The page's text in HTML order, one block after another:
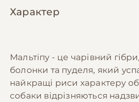
Характер
Мальтіпу - це чарівний
болонки та пуделя, який
найкращі риси характеру
собаки відрізняються